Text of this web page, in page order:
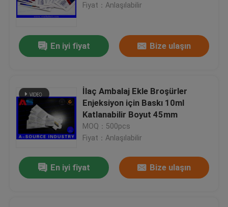
Fiyat：Anlaşılabilir
En iyi fiyat Bize ulaşın
İlaç Ambalaj Ekle Broşürler
Enjeksiyon için Baskı 10ml
Katlanabilir Boyut 45mm
MOQ：500pcs
Fiyat：Anlaşılabilir
En iyi fiyat Bize ulaşın